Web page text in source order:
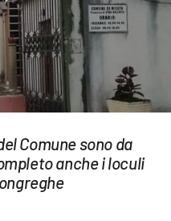
Comune sono da
anche i loculi